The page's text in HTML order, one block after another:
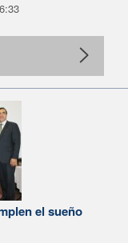
el sueño